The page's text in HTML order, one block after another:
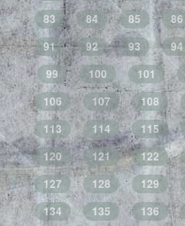
83
84 85 86
91
92 93 94
99
100 101
106
107 108
113
114 115
120
121 122
127
128 129
134
135 136